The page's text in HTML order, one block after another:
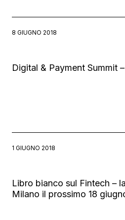
8 GIUGNO 2018
Digital & Payment Summit
1 GIUGNO 2018
Libro bianco sul Fintech –
Milano il prossimo 18